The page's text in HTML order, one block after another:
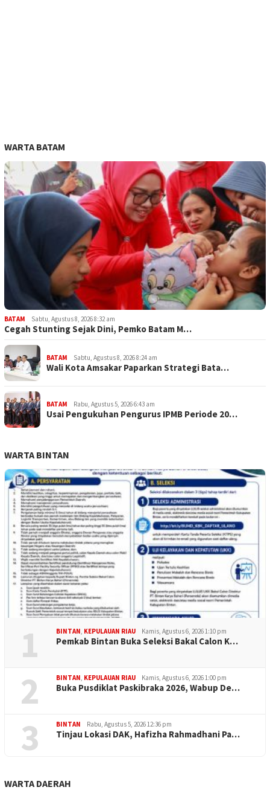
WARTA BATAM
BATAM Sabtu, Agustus 8, 2026 8:32 am
Cegah Stunting Sejak Dini, Pemko Batam M…
BATAM Sabtu, Agustus 8, 2026 8:24 am
Wali Kota Amsakar Paparkan Strategi Bata…
BATAM Rabu, Agustus 5, 2026 6:43 am
Usai Pengukuhan Pengurus IPMB Periode 20…
WARTA BINTAN
1 BINTAN, KEPULAUAN RIAU Kamis, Agustus 6, 2026 1:10 pm
Pemkab Bintan Buka Seleksi Bakal Calon K…
2 BINTAN, KEPULAUAN RIAU Kamis, Agustus 6, 2026 1:00 pm
Buka Pusdiklat Paskibraka 2026, Wabup De…
3 BINTAN Rabu, Agustus 5, 2026 12:36 pm
Tinjau Lokasi DAK, Hafizha Rahmadhani Pa…
WARTA DAERAH